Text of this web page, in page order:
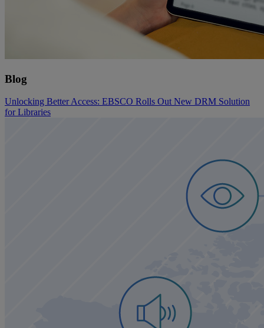
Blog
Unlocking Better Access: EBSCO Rolls Out New DRM Solution
for Libraries